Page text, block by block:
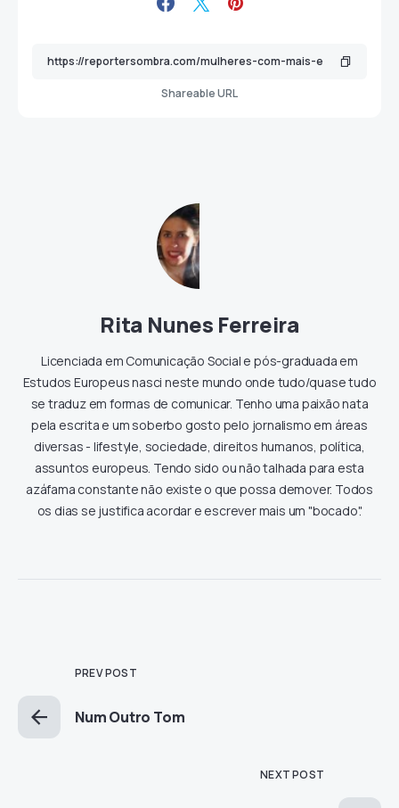
Shareable URL
Rita Nunes Ferreira
Licenciada em Comunicação Social e pós-graduada em
Estudos Europeus nasci neste mundo onde tudo/quase tudo
se traduz em formas de comunicar. Tenho uma paixão nata
pela escrita e um soberbo gosto pelo jornalismo em áreas
diversas - lifestyle, sociedade, direitos humanos, política,
assuntos europeus. Tendo sido ou não talhada para esta
azáfama constante não existe o que possa demover. Todos
os dias se justifica acordar e escrever mais um "bocado".
PREV POST
Num Outro Tom
NEXT POST